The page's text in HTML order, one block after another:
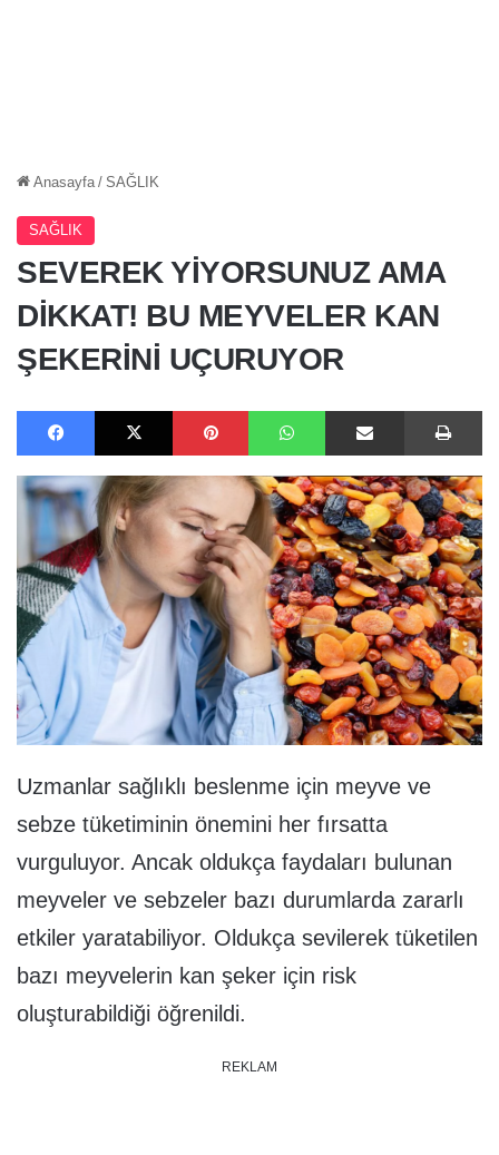
Anasayfa / SAĞLIK
SAĞLIK
SEVEREK YİYORSUNUZ AMA
DİKKAT! BU MEYVELER KAN
ŞEKERİNİ UÇURUYOR
Facebook X Pinterest WhatsApp E-Posta ile paylaş
Uzmanlar sağlıklı beslenme için meyve ve
sebze tüketiminin önemini her fırsatta
vurguluyor. Ancak oldukça faydaları bulunan
meyveler ve sebzeler bazı durumlarda zararlı
etkiler yaratabiliyor. Oldukça sevilerek tüketilen
bazı meyvelerin kan şeker için risk
oluşturabildiği öğrenildi.
REKLAM